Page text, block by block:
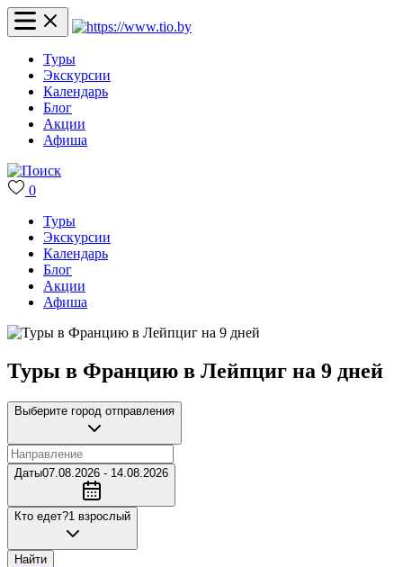
Туры
Экскурсии
Календарь
Блог
Акции
Афиша
0
Туры
Экскурсии
Календарь
Блог
Акции
Афиша
Туры в Францию в Лейпциг на 9 дней
Выберите город отправления
Даты07.08.2026 - 14.08.2026
Кто едет?1 взрослый
Найти